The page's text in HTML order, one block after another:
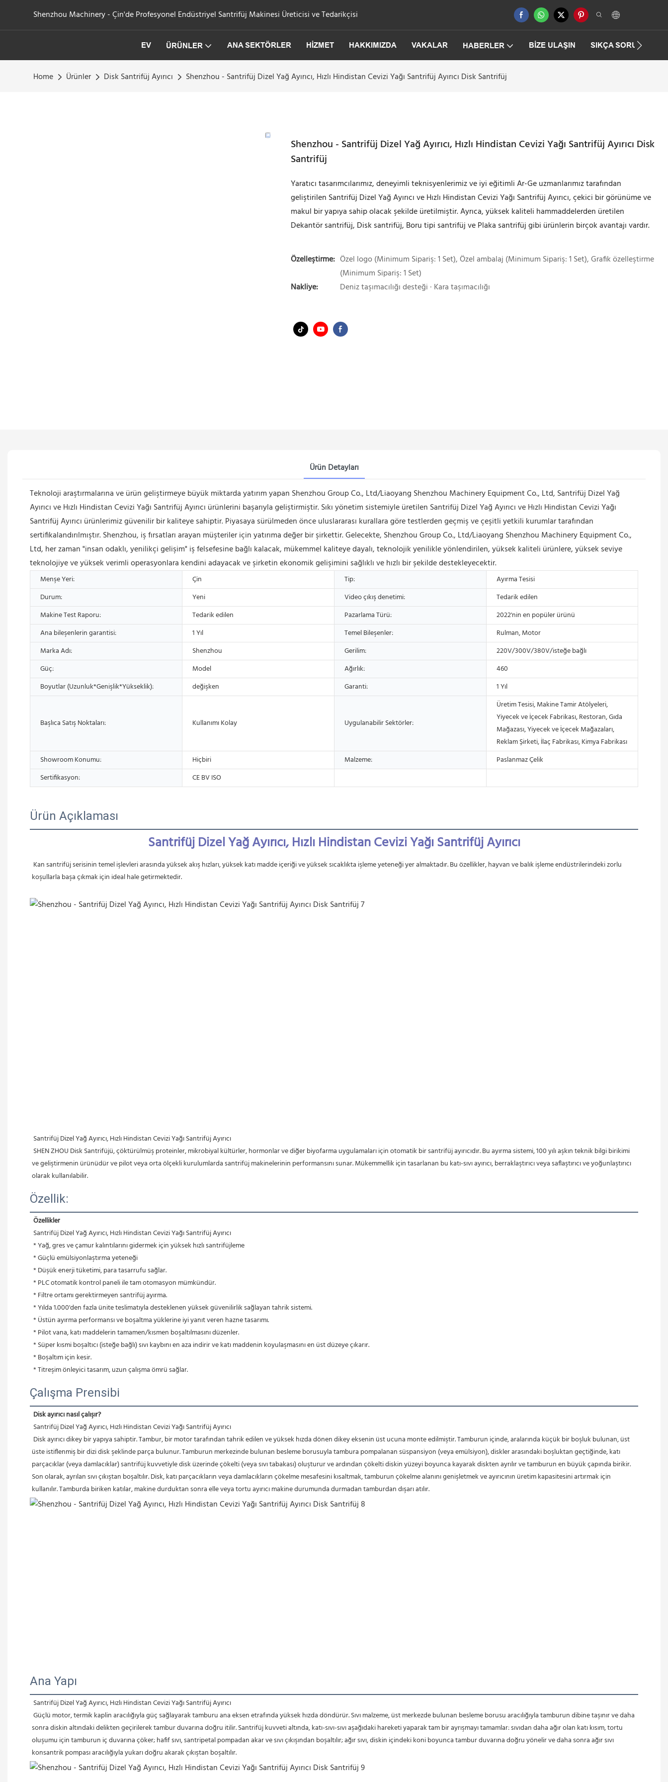
Shenzhou Machinery - Çin'de Profesyonel Endüstriyel Santrifüj Makinesi Üreticisi ve Tedarikçisi
EV ÜRÜNLER ANA SEKTÖRLER HIZMET HAKKIMIZDA VAKALAR HABERLER BIZE ULAŞIN SIKÇA SORULAN
Home Ürünler Disk Santrifüj Ayırıcı Shenzhou - Santrifüj Dizel Yağ Ayırıcı, Hızlı Hindistan Cevizi Yağı Santrifüj Ayırıcı Disk Santrifüj
Shenzhou - Santrifüj Dizel Yağ Ayırıcı, Hızlı Hindistan Cevizi Yağı Santrifüj Ayırıcı Disk
Santrifüj
Yaratıcı tasarımcılarımız, deneyimli teknisyenlerimiz ve iyi eğitimli Ar-Ge uzmanlarımız tarafından
geliştirilen Santrifüj Dizel Yağ Ayırıcı ve Hızlı Hindistan Cevizi Yağı Santrifüj Ayırıcı, çekici bir görünüme ve
makul bir yapıya sahip olacak şekilde üretilmiştir. Ayrıca, yüksek kaliteli hammaddelerden üretilen
Dekantör santrifüj, Disk santrifüj, Boru tipi santrifüj ve Plaka santrifüj gibi ürünlerin birçok avantajı vardır.
Özelleştirme: Özel logo (Minimum Sipariş: 1 Set), Özel ambalaj (Minimum Sipariş: 1 Set), Grafik özelleştirme
(Minimum Sipariş: 1 Set)
Nakliye:
Deniz taşımacılığı desteği · Kara taşımacılığı
Ürün Detayları
Teknoloji araştırmalarına ve ürün geliştirmeye büyük miktarda yatırım yapan Shenzhou Group Co., Ltd/Liaoyang Shenzhou Machinery Equipment Co., Ltd, Santrifüj Dizel Yağ
Ayırıcı ve Hızlı Hindistan Cevizi Yağı Santrifüj Ayırıcı ürünlerini başarıyla geliştirmiştir. Sıkı yönetim sistemiyle üretilen Santrifüj Dizel Yağ Ayırıcı ve Hızlı Hindistan Cevizi Yağı
Santrifüj Ayırıcı ürünlerimiz güvenilir bir kaliteye sahiptir. Piyasaya sürülmeden önce uluslararası kurallara göre testlerden geçmiş ve çeşitli yetkili kurumlar tarafından
sertifikalandırılmıştır. Shenzhou, iş fırsatları arayan müşteriler için yatırıma değer bir şirkettir. Gelecekte, Shenzhou Group Co., Ltd/Liaoyang Shenzhou Machinery Equipment Co.,
Ltd, her zaman "insan odaklı, yenilikçi gelişim" iş felsefesine bağlı kalacak, mükemmel kaliteye dayalı, teknolojik yenilikle yönlendirilen, yüksek kaliteli ürünlere, yüksek seviye
teknolojiye ve yüksek verimli operasyonlara kendini adayacak ve şirketin ekonomik gelişimini sağlıklı ve hızlı bir şekilde destekleyecektir.
Menşe Yeri: Çin Tip:
Ayırma Tesisi
Durum:
Yeni Video çıkış denetimi:
Tedarik edilen
Makine Test Raporu:
Tedarik edilen Pazarlama Türü:
2022'nin en popüler ürünü
Ana bileşenlerin garantisi:
1 Yıl Temel Bileşenler:
Rulman, Motor
Marka Adı:
Shenzhou Gerilim:
220V/300V/380V/isteğe bağlı
Güç:
Model Ağırlık:
460
Boyutlar (Uzunluk*Genişlik*Yükseklik):
değişken Garanti: 1 Yıl
Başlıca Satış Noktaları: Kullanımı Kolay Uygulanabilir Sektörler:
Üretim Tesisi, Makine Tamir Atölyeleri,
Yiyecek ve İçecek Fabrikası, Restoran, Gıda
Mağazası, Yiyecek ve İçecek Mağazaları,
Reklam Şirketi, İlaç Fabrikası, Kimya Fabrikası
Showroom Konumu:
Hiçbiri Malzeme:
Paslanmaz Çelik
Sertifikasyon:
CE BV ISO
Ürün Açıklaması
Santrifüj Dizel Yağ Ayırıcı, Hızlı Hindistan Cevizi Yağı Santrifüj Ayırıcı
Kan santrifüj serisinin temel işlevleri arasında yüksek akış hızları, yüksek katı madde içeriği ve yüksek sıcaklıkta işleme yeteneği yer almaktadır. Bu özellikler, hayvan ve balık işleme endüstrilerindeki zorlu
koşullarla başa çıkmak için ideal hale getirmektedir.
Santrifüj Dizel Yağ Ayırıcı, Hızlı Hindistan Cevizi Yağı Santrifüj Ayırıcı
SHEN ZHOU Disk Santrifüjü, çöktürülmüş proteinler, mikrobiyal kültürler, hormonlar ve diğer biyofarma uygulamaları için otomatik bir santrifüj ayırıcıdır. Bu ayırma sistemi, 100 yılı aşkın teknik bilgi birikimi
ve geliştirmenin ürünüdür ve pilot veya orta ölçekli kurulumlarda santrifüj makinelerinin performansını sunar. Mükemmellik için tasarlanan bu katı-sıvı ayırıcı, berraklaştırıcı veya saflaştırıcı ve yoğunlaştırıcı
olarak kullanılabilir.
Özellik:
Özellikler
Santrifüj Dizel Yağ Ayırıcı, Hızlı Hindistan Cevizi Yağı Santrifüj Ayırıcı
* Yağ, gres ve çamur kalıntılarını gidermek için yüksek hızlı santrifüjleme
* Güçlü emülsiyonlaştırma yeteneği
* Düşük enerji tüketimi, para tasarrufu sağlar.
* PLC otomatik kontrol paneli ile tam otomasyon mümkündür.
* Filtre ortamı gerektirmeyen santrifüj ayırma.
* Yılda 1.000'den fazla ünite teslimatıyla desteklenen yüksek güvenilirlik sağlayan tahrik sistemi.
* Üstün ayırma performansı ve boşaltma yüklerine iyi yanıt veren hazne tasarımı.
* Pilot vana, katı maddelerin tamamen/kısmen boşaltılmasını düzenler.
* Süper kısmi boşaltıcı (isteğe bağlı) sıvı kaybını en aza indirir ve katı maddenin koyulaşmasını en üst düzeye çıkarır.
* Boşaltım için kesir.
* Titreşim önleyici tasarım, uzun çalışma ömrü sağlar.
Çalışma Prensibi
Disk ayırıcı nasıl çalışır?
Santrifüj Dizel Yağ Ayırıcı, Hızlı Hindistan Cevizi Yağı Santrifüj Ayırıcı
Disk ayırıcı dikey bir yapıya sahiptir. Tambur, bir motor tarafından tahrik edilen ve yüksek hızda dönen dikey eksenin üst ucuna monte edilmiştir. Tamburun içinde, aralarında küçük bir boşluk bulunan, üst
üste istiflenmiş bir dizi disk şeklinde parça bulunur. Tamburun merkezinde bulunan besleme borusuyla tambura pompalanan süspansiyon (veya emülsiyon), diskler arasındaki boşluktan geçtiğinde, katı
parçacıklar (veya damlacıklar) santrifüj kuvvetiyle disk üzerinde çökelti (veya sıvı tabakası) oluşturur ve ardından çökelti diskin yüzeyi boyunca kayarak diskten ayrılır ve tamburun en büyük çapında birikir.
Son olarak, ayrılan sıvı çıkıştan boşaltılır. Disk, katı parçacıkların veya damlacıkların çökelme mesafesini kısaltmak, tamburun çökelme alanını genişletmek ve ayırıcının üretim kapasitesini artırmak için
kullanılır. Tamburda biriken katılar, makine durduktan sonra elle veya tortu ayırıcı makine durumunda durmadan tamburdan dışarı atılır.
Ana Yapı
Santrifüj Dizel Yağ Ayırıcı, Hızlı Hindistan Cevizi Yağı Santrifüj Ayırıcı
Güçlü motor, termik kaplin aracılığıyla güç sağlayarak tamburu ana eksen etrafında yüksek hızda döndürür. Sıvı malzeme, üst merkezde bulunan besleme borusu aracılığıyla tamburun dibine taşınır ve daha
sonra diskin altındaki delikten geçirilerek tambur duvarına doğru itilir. Santrifüj kuvveti altında, katı-sıvı-sıvı aşağıdaki hareketi yaparak tam bir ayrışmayı tamamlar: sıvıdan daha ağır olan katı kısım, tortu
oluşumu için tamburun iç duvarına çöker; hafif sıvı, santripetal pompadan akar ve sıvı çıkışından boşaltılır; ağır sıvı, diskin içindeki koni boyunca tambur duvarına doğru yönelir ve daha sonra ağır sıvı
konsantrik pompası aracılığıyla yukarı doğru akarak çıkıştan boşaltılır.